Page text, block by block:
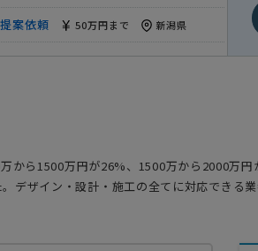
案依頼 50万円まで 新潟県
300万円まで 新潟県
ら1500万円が26%、1500万から2000万
デザイン・設計・施工の全てに対応できる